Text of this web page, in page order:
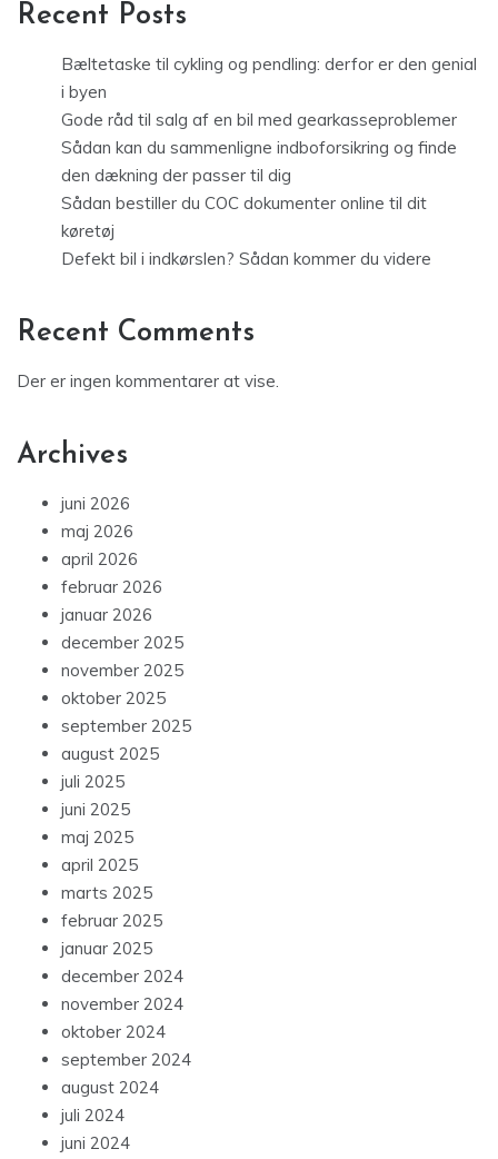
Recent Posts
Bæltetaske til cykling og pendling: derfor er den genial
i byen
Gode råd til salg af en bil med gearkasseproblemer
Sådan kan du sammenligne indboforsikring og finde
den dækning der passer til dig
Sådan bestiller du COC dokumenter online til dit
køretøj
Defekt bil i indkørslen? Sådan kommer du videre
Recent Comments
Der er ingen kommentarer at vise.
Archives
juni 2026
maj 2026
april 2026
februar 2026
januar 2026
december 2025
november 2025
oktober 2025
september 2025
august 2025
juli 2025
juni 2025
maj 2025
april 2025
marts 2025
februar 2025
januar 2025
december 2024
november 2024
oktober 2024
september 2024
august 2024
juli 2024
juni 2024